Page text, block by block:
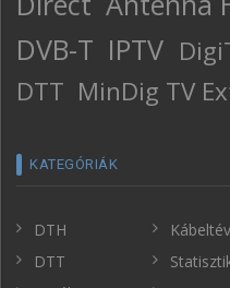
DVB-T IPTV
DTT MinDig TV
KATEGÓRIÁK
DTH
DTT